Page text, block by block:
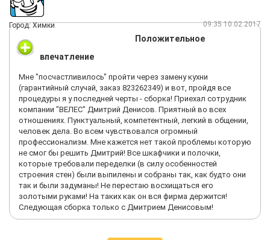
Город: Химки 09:35 10.02.2017
Положительное
впечатление
Мне "посчастливилось" пройти через замену кухни
(гарантийный случай, заказ 823262349) и вот, пройдя все
процедуры я у последней черты - сборка! Приехал сотрудник
компании "ВЕЛЕС" Дмитрий Денисов. Приятный во всех
отношениях. Пунктуальный, компетентный, легкий в общении,
человек дела. Во всем чувствовался огромный
профессионализм. Мне кажется нет такой проблемы которую
не смог бы решить Дмитрий! Все шкафчики и полочки,
которые требовали переделки (в силу особенностей
строения стен) были выпилены и собраны так, как будто они
так и были задуманы! Не перестаю восхищаться его
золотыми руками! На таких как он вся фирма держится!
Следующая сборка только с Дмитрием Денисовым!